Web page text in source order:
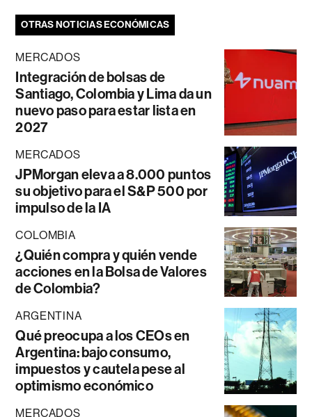
OTRAS NOTICIAS ECONÓMICAS
MERCADOS
Integración de bolsas de
Santiago, Colombia y Lima da un
nuevo paso para estar lista en
2027
MERCADOS
JPMorgan eleva a 8.000 puntos
su objetivo para el S&P 500 por
impulso de la IA
COLOMBIA
¿Quién compra y quién vende
acciones en la Bolsa de Valores
de Colombia?
ARGENTINA
Qué preocupa a los CEOs en
Argentina: bajo consumo,
impuestos y cautela pese al
optimismo económico
MERCADOS